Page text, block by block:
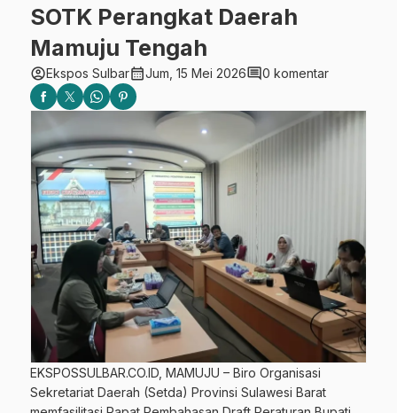
SOTK Perangkat Daerah
Mamuju Tengah
account_circleEkspos Sulbarcalendar_monthJum, 15 Mei 2026comment0 komentar
EKSPOSSULBAR.CO.ID, MAMUJU – Biro Organisasi
Sekretariat Daerah (Setda) Provinsi Sulawesi Barat